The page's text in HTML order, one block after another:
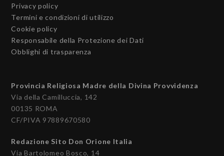
Privacy policy
Termini e condizioni di utilizzo
Cookie policy
Responsabile della Protezione dei Dati
Obblighi di trasparenza
Provincia Religiosa Madre della Divina Provvidenza
Via della Camilluccia, 142
00135 ROMA
CF/PIVA 97889670580
Redazione Sito Don Orione Italia
Via Bartolomeo Bosco, 14